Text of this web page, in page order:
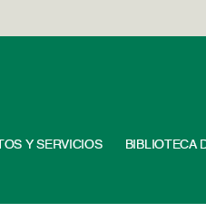
Y SERVICIOS BIBLIOTECA